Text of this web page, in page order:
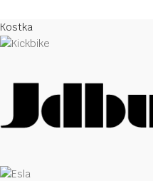
Kostka